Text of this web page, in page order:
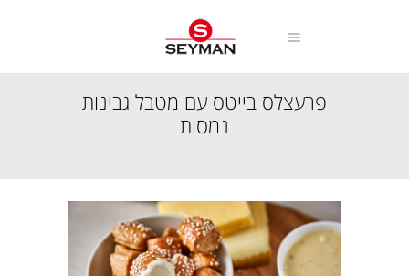
פרעצלס בייטס עם מטבל גבינות
נמסות
פרעצלס בייטס עם מטבל גבינות נמסות